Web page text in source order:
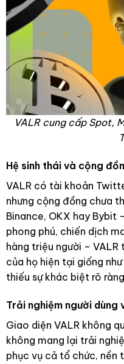
VALR cung cấp Spot,
Hệ sinh thái và cộng
VALR có tài khoản
nhưng cộng đồng chưa
Binance, OKX hay Bybit
phong phú, chiến dịch
hàng triệu người – VALR
của họ hiện tại giống
thiếu sự khác biệt rõ
Trải nghiệm người dùng
Giao diện VALR không
không mang lại trải
phục vụ cả tổ chức, nền